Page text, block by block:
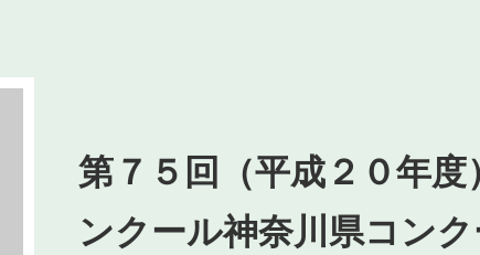
第７５回（平成２０年
ンクール神奈川県コン